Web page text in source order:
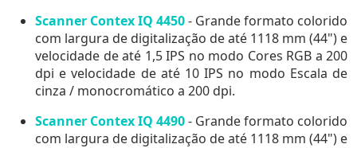
Scanner Contex IQ 4450- Grande formato colorido
com largura de digitalização de até 1118 mm (44") e
velocidade de até 1,5 IPS no modo Cores RGB a 200
dpi e velocidade de até 10 IPS no modo Escala de
cinza / monocromático a 200 dpi.
Scanner Contex IQ 4490- Grande formato colorido
com largura de digitalização de até 1118 mm (44") e